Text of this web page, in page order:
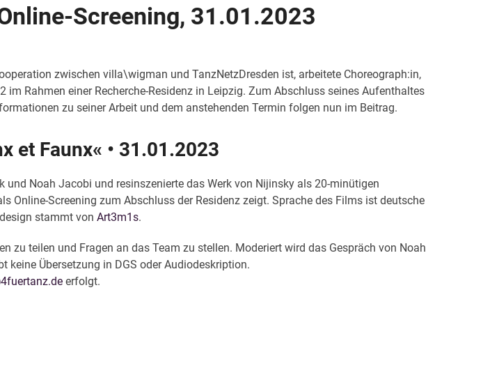
Screening, 31.01.2023
zwischen villa\wigman und TanzNetzDresden ist, arbeitete Choreograph:in,
Rahmen einer Recherche-Residenz in Leipzig. Zum Abschluss seines Aufenthaltes
zu seiner Arbeit und dem anstehenden Termin folgen nun im Beitrag.
et Faunx« • 31.01.2023
Noah Jacobi und resinszenierte das Werk von Nijinsky als 20-minütigen
Screening zum Abschluss der Residenz zeigt. Sprache des Films ist deutsche
stammt vonArt3m1s.
zu teilen und Fragen an das Team zu stellen. Moderiert wird das Gespräch von Noah
keine Übersetzung in DGS oder Audiodeskription.
erfolgt.